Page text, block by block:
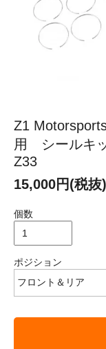
Z1
用 シールキ
Z33
15,000円(税
個数
ポジション